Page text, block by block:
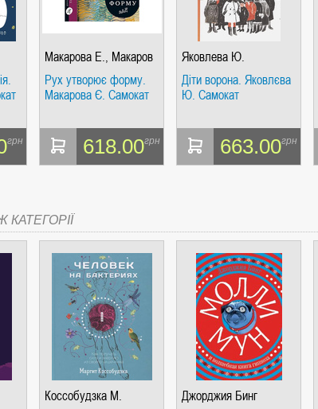
грн
Макарова Е., Макаров
С. и др.
Рух утворює форму.
Макарова Є. Самокат
618.00грн
Яковлева Ю.
Діти ворона. Яковлєва
Ю. Самокат
663.00грн
КАТЕГОРІЇ
Коссобудзка М.
Джорджия Бинг